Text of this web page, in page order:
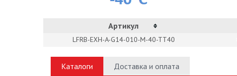
Артикул
LFRB-EXH-A-G14-010-M-40-TT40
Каталоги Доставка и оплата